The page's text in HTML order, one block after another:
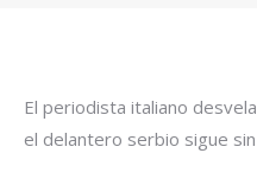
El periodista italiano
el delantero serbio sigue